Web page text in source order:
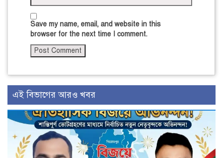
Save my name, email, and website in this
browser for the next time I comment.
এই বিভাগের আরও খবর